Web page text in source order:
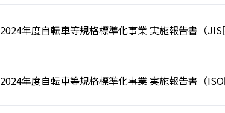
2024年度自転車等規格標準化事業 実施報告書（JIS
2024年度自転車等規格標準化事業 実施報告書（ISO